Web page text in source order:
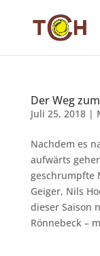
Der Weg
Juli 25, 2018|
Nachdem es
aufwärts
geschrumpfte
Geiger, Nils
dieser Saison
Rönnebeck –